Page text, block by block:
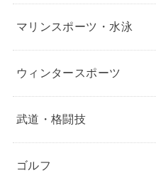
マリンスポーツ・水泳
ウィンタースポーツ
武道・格闘技
ゴルフ